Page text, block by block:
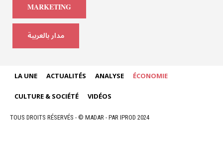
MARKETING
مدار بالعربية
LA UNE ACTUALITÉS ANALYSE ÉCONOMIE
CULTURE & SOCIÉTÉ VIDÉOS
TOUS DROITS RÉSERVÉS - © MADAR - PAR IPROD 2024